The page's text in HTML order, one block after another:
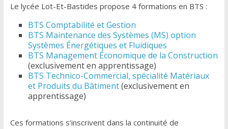
Le lycée Lot-Et-Bastides propose 4 formations en BTS :
BTS Comptabilité et Gestion
BTS Maintenance des Systèmes (MS) option
Systèmes Énergétiques et Fluidiques
BTS Management Économique de la Construction
(exclusivement en apprentissage)
BTS Technico-Commercial, spécialité Matériaux
et Produits du Bâtiment(exclusivement en
apprentissage)
Ces formations s’inscrivent dans la continuité de